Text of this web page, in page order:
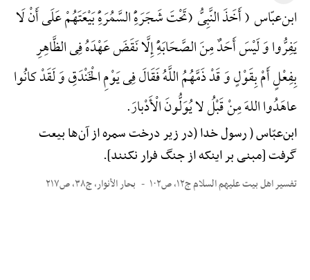
ابن‌عبّاس ( أَخَذَ النَّبِیُّ (تَحْتَ شَجَرَهًِْ السَّمُرَهًِْ بَیْعَتَهُمْ عَلَی أَنْ لَا
یَفِرُّوا وَ لَیْسَ أَحَدٌ مِنَ الصَّحَابَهًِْ إِلَّا نَقَضَ عَهْدَهُ فِی الظَّاهِرِ
بِفِعْلٍ أَمْ بِقَوْلٍ وَ قَدْ ذَمَّهُمُ اللَّهُ فَقَالَ فِی یَوْمِ الْخَنْدَقِ وَ لَقَدْ کانُوا
عاهَدُوا اللهَ مِنْ قَبْلُ لا یُوَلُّونَ الْأَدْبارَ.
ابن‌عبّاس ( رسول خدا (در زیر درخت سمره از آن‌ها بیعت
گرفت [مبنی بر اینکه از جنگ فرار نکنند].
تفسیر اهل بیت علیهم السلام ج۱۲، ص۱۰۲ بحار الأنوار، ج۳۸، ص۲۱۷